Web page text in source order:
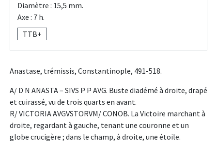
Diamètre : 15,5 mm.
Axe : 7 h.
TTB+
Anastase, trémissis, Constantinople, 491-518.
A/ D N ANASTA – SIVS P P AVG. Buste diadémé à droite, drapé
et cuirassé, vu de trois quarts en avant.
R/ VICTORIA AVGVSTORVM/ CONOB. La Victoire marchant à
droite, regardant à gauche, tenant une couronne et un
globe crucigère ; dans le champ, à droite, une étoile.